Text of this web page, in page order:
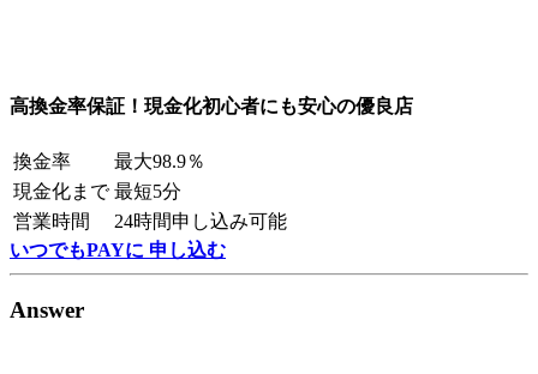
高換金率保証！現金化初心者にも安心の優良店
換金率
最大98.9％
現金化まで 最短5分
営業時間
24時間申し込み可能
いつでもPAYに 申し込む
Answer